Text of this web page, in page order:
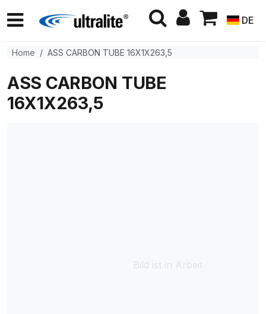
DE
Home ASS CARBON TUBE 16X1X263,5
ASS CARBON TUBE
16X1X263,5
Bild ist in Arbeit